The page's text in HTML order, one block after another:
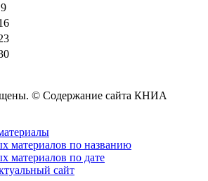
9
© Содержание сайта КНИА
материалов по названию
материалов по дате
сайт